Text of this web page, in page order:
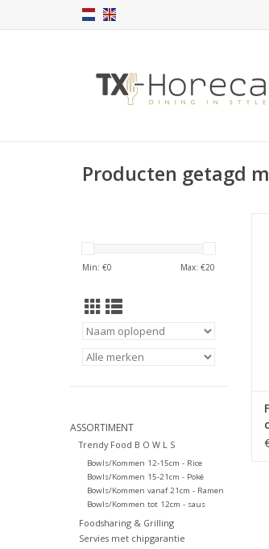
Producten getagd
Min: €0 Max: €20
ASSORTIMENT
Trendy Food B O W L S
Bowls/Kommen 12-15cm - Rice
Bowls/Kommen 15-21cm - Poké
Bowls/Kommen vanaf 21cm - Ramen
Bowls/Kommen tot 12cm - saus
Foodsharing & Grilling
Servies met chipgarantie